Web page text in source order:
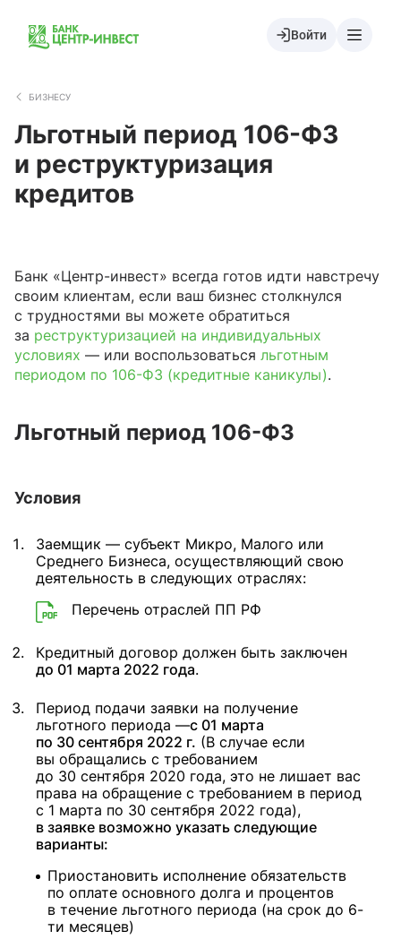
Войти
БИЗНЕСУ
Льготный период 106-ФЗ
и реструктуризация
кредитов
Банк «Центр-инвест» всегда готов идти навстречу
своим клиентам, если ваш бизнес столкнулся
с трудностями вы можете обратиться
за реструктуризацией на индивидуальных
условиях — или воспользоваться льготным
периодом по 106-ФЗ (кредитные каникулы).
Льготный период 106-ФЗ
Условия
Заемщик — субъект Микро, Малого или
Среднего Бизнеса, осуществляющий свою
деятельность в следующих отраслях:
Перечень отраслей ПП РФ
Кредитный договор должен быть заключен
до 01 марта 2022 года.
Период подачи заявки на получение
льготного периода —с 01 марта
по 30 сентября 2022 г. (В случае если
вы обращались с требованием
до 30 сентября 2020 года, это не лишает вас
права на обращение с требованием в период
с 1 марта по 30 сентября 2022 года),
в заявке возможно указать следующие
варианты:
Приостановить исполнение обязательств
по оплате основного долга и процентов
в течение льготного периода (на срок до 6-
ти месяцев)